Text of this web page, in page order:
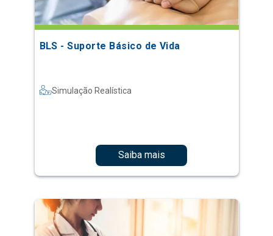
BLS - Suporte Básico de Vida
Simulação Realística
Saiba mais